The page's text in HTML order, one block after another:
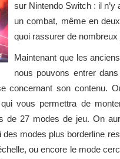
sur Nintendo Switch : il
un combat, même en
quoi rassurer de
Maintenant que les
nous pouvons entrer
concernant son contenu.
vous permettra de
de 27 modes de jeu. On
modes plus borderline
ou encore le mode